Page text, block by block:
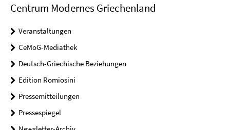
Centrum Modernes Griechenland
Veranstaltungen
CeMoG-Mediathek
Deutsch-Griechische Beziehungen
Edition Romiosini
Pressemitteilungen
Pressespiegel